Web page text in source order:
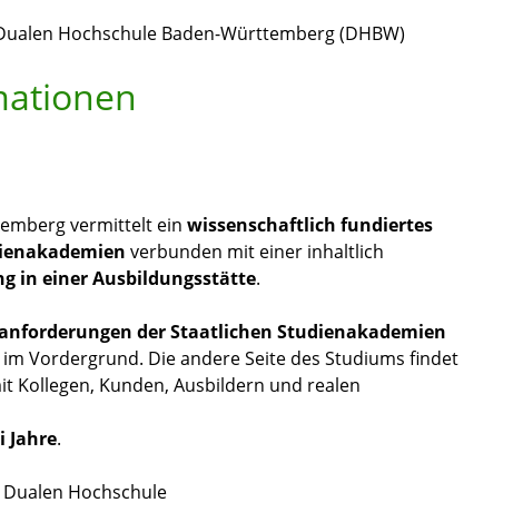
Hochschule Baden-Württemberg (DHBW)
vermittelt ein wissenschaftlich fundiertes
verbunden mit einer inhaltlich
in einer Ausbildungsstätte.
der Staatlichen Studienakademien
Vordergrund. Die andere Seite des Studiums findet
Kollegen, Kunden, Ausbildern und realen
Jahre.
Hochschule